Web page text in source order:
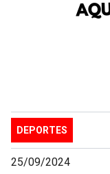
DEPORTES
25/09/2024